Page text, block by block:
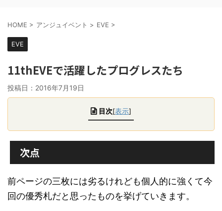
HOME > アンジュイベント > EVE >
EVE
11thEVEで活躍したプログレスたち
投稿日： 2016年7月19日
目次[表示]
次点
前ページの三枚には劣るけれども個人的に強くて今
回の優秀札だと思ったものを挙げていきます。